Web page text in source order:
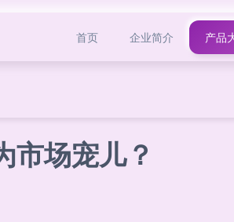
首页 企业简介 产品
市场宠儿？